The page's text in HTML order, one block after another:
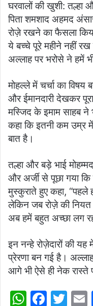
घरवालों की खुशी: तल्हा
पिता शमशाद अहमद
रोज़े रखने का फैसला
ये बच्चे पूरे महीने नहीं
अल्लाह पर भरोसे ने हमें
मोहल्ले में चर्चा का
और ईमानदारी देखकर
मस्जिद के इमाम साहब ने
कहा कि इतनी कम उम्र
बात है।
तल्हा और बड़े भाई
और अर्जी से पूछा गया कि
मुस्कुराते हुए कहा,
लेकिन जब रोज़े की
अब हमें बहुत अच्छा लग
इन नन्हे रोज़ेदारों की
प्रेरणा बन गई है।
आगे भी ऐसे ही नेक
W F
T